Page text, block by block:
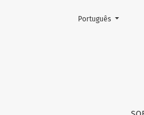
Relação entre
Mudar o idioma. O
Português